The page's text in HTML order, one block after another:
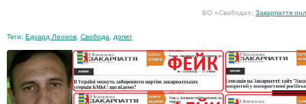
ВО «Свобода», Закарпаття
Теги: Едуард Леонов Свобода допит